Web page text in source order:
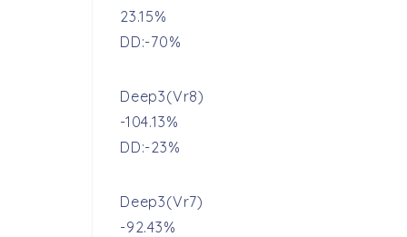
23.15%
DD:-70%
Deep3(Vr8)
-104.13%
DD:-23%
Deep3(Vr7)
-92.43%